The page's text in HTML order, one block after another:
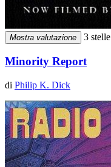
Mostra valutazione 3 stelle
Minority Report
di Philip K. Dick